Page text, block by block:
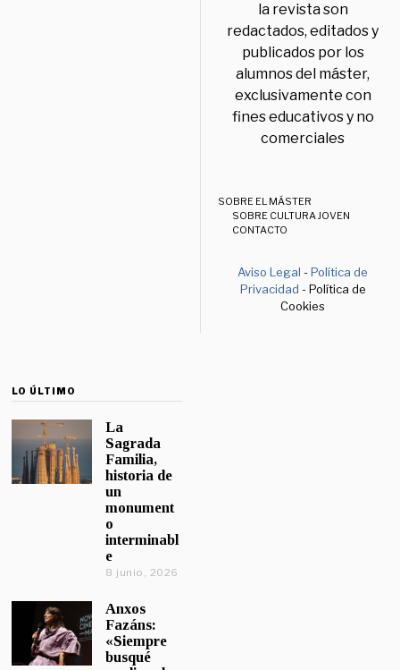
la revista son
redactados, editados y
publicados por los
alumnos del máster,
exclusivamente con
fines educativos y no
comerciales
SOBRE EL MÁSTER
SOBRE CULTURA JOVEN
CONTACTO
Aviso Legal -Política de
Privacidad - Política de
Cookies
LO ÚLTIMO
La
Sagrada
Familia,
historia de
un
monument
o
interminabl
e
8 junio, 2026
Anxos
Fazáns:
«Siempre
busqué